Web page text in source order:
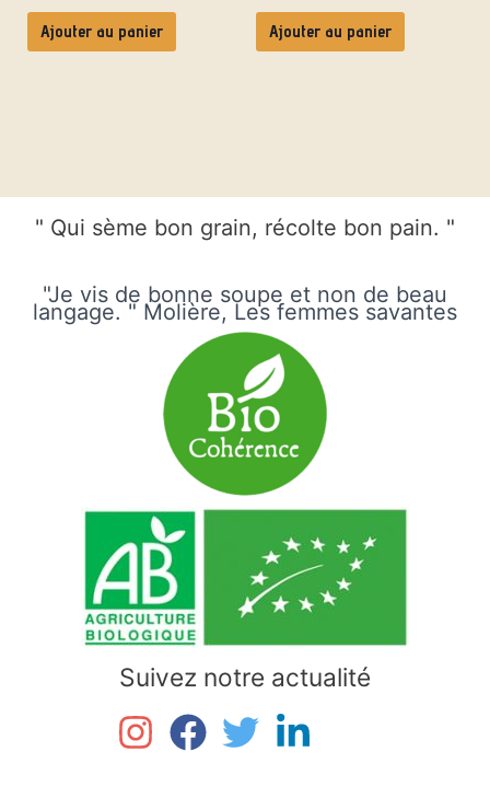
Ajouter au panier Ajouter au panier
" Qui sème bon grain, récolte bon pain. "
"Je vis de bonne soupe et non de beau
langage. " Molière, Les femmes savantes
Suivez notre actualité